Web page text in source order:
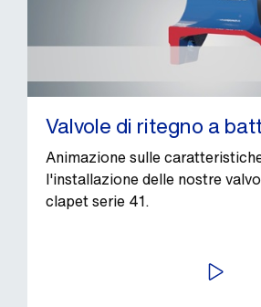
Valvole di ritegno a
Animazione sulle
l'installazione delle nostre
clapet serie 41.
AVVIA